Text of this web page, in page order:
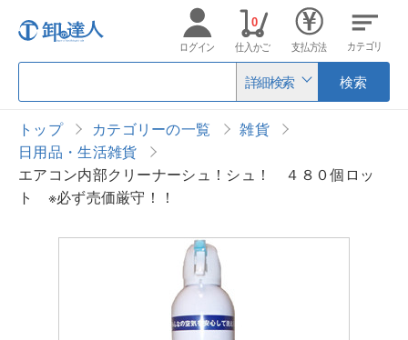
詳細検索 検索
ログイン 仕入かご
0
支払方法 カテゴリ
トップ カテゴリーの一覧
雑貨
日用品・生活雑貨
エアコン内部クリーナーシュ！シュ！ ４８０個ロッ
ト ※必ず売価厳守！！